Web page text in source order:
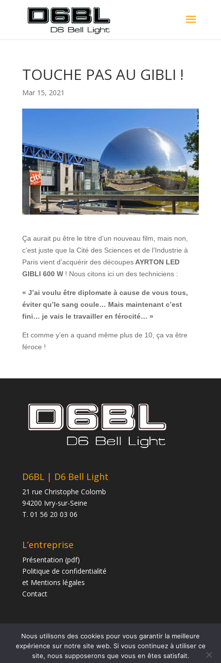
TOUCHE PAS AU GIBLI !
Mar 15, 2021
Ça aurait pu être le titre d’un nouveau film, mais non,
c’est juste que la Cité des Sciences et de l’Industrie à
Paris vient d’acquérirdesdécoupesAYRTON LED
GIBLI 600 W! Nous citons ici un des techniciens :
« J’ai voulu être diplomate à cause de vous tous,
éviter qu’le sang coule… Mais maintenant c’est
fini… je vais le travailler en férocité… »
Et comme y’en a quand même plus de 10, ça va être
féroce !
D6BL | D6 Bell Light
21 rue Christophe Colomb
94200 Ivry-sur-Seine
T. 01 56 20 03 06
L’entreprise
Présentation (pdf)
Politique de confidentialité
et Mentions légales
Contact
Nous utilisons des cookies pour vous garantir la meilleure
expérience sur notre site web. Si vous continuez à utiliser ce
site, nous supposerons que vous en êtes satisfait.